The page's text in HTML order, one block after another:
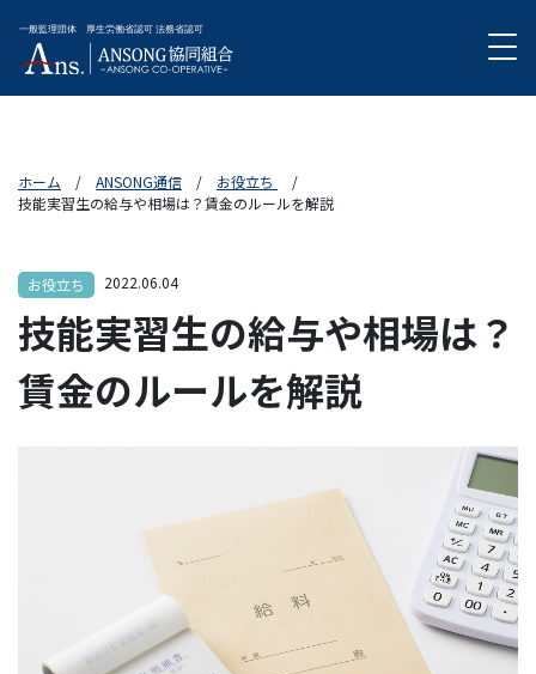
外国人技能実習生受入事業
実習生の受入について
ANSONG通信
03-3423-8111
ホーム ANSONG通信
お役立ち
技能実習生の給与や相場は？賃金のルールを解説
お役立ち 2022.06.04
技能実習生の給与や相場は？
賃金のルールを解説